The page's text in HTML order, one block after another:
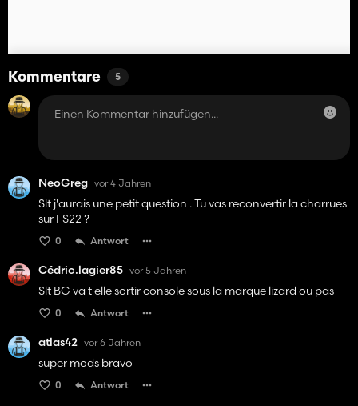
Kommentare 5
NeoGreg vor 4 Jahren
Slt j'aurais une petit question . Tu vas reconvertir la charrues
sur FS22 ?
0 Antwort
Cédric.lagier85 vor 5 Jahren
Slt BG va t elle sortir console sous la marque lizard ou pas
0 Antwort
atlas42 vor 6 Jahren
super mods bravo
0 Antwort